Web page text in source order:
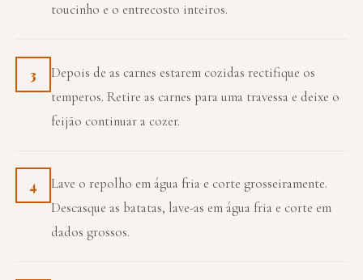
toucinho e o entrecosto inteiros.
3
Depois de as carnes estarem cozidas rectifique os
temperos. Retire as carnes para uma travessa e deixe o
feijão continuar a cozer.
4
Lave o repolho em água fria e corte grosseiramente.
Descasque as batatas, lave-as em água fria e corte em
dados grossos.